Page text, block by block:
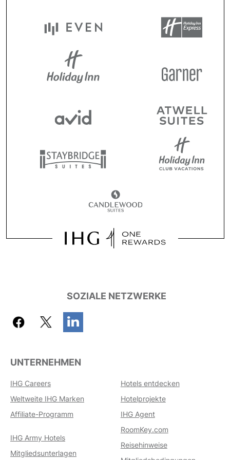
SOZIALE NETZWERKE
UNTERNEHMEN
IHG Careers
Hotels entdecken
Weltweite IHG Marken
Hotelprojekte
Affiliate-Programm
IHG Agent
RoomKey.com
IHG Army Hotels
Reisehinweise
Mitgliedsunterlagen